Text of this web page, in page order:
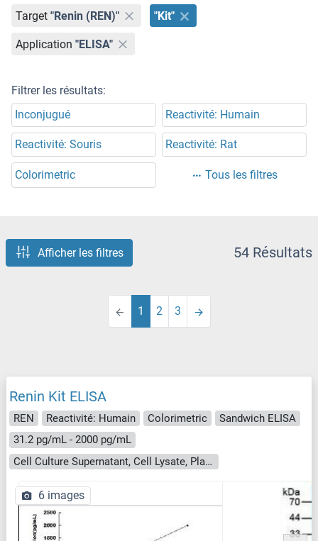
Target "Renin (REN)" "Kit"
Application "ELISA"
Filtrer les résultats:
Inconjugué
Reactivité: Humain
Reactivité: Souris Reactivité: Rat
Colorimetric Tous les filtres
Afficher les filtres 54 Résultats
1 2 3
Renin Kit ELISA
REN Reactivité: Humain Colorimetric
Sandwich ELISA
31.2 pg/mL - 2000 pg/mL
Cell Culture Supernatant, Cell Lysate, Plasma, Serum, Tissue Homogenate
6 images